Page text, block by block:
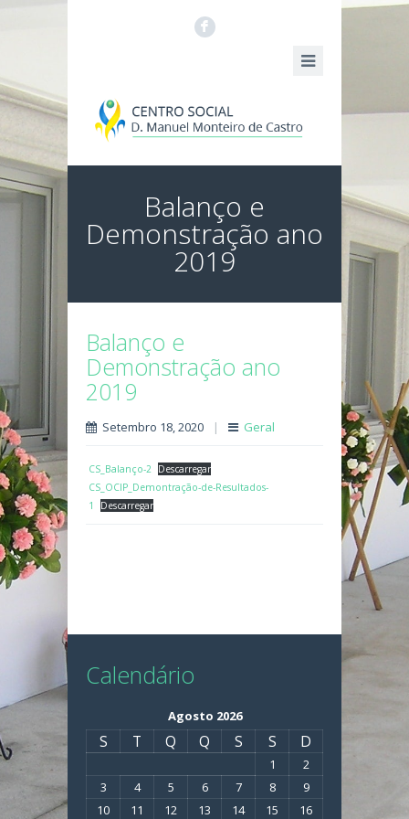
F
Balanço e
Demonstração ano
2019
Balanço e
Demonstração ano
2019
Setembro 18, 2020 | Geral
CS_Balanço-2
Descarregar
CS_OCIP_Demontração-de-Resultados-
1
Descarregar
Calendário
Agosto 2026
S T Q Q S S D
1
2
3
4 5 6 7 8
9
10
11 12 13 14 15 16